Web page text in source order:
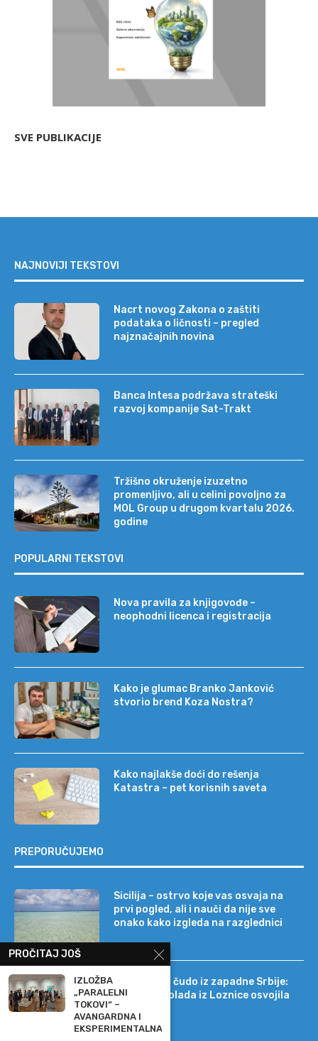
SVE PUBLIKACIJE
NAJNOVIJI TEKSTOVI
Nacrt novog Zakona o zaštiti
podataka o ličnosti – pregled
najznačajnih novina
Banca Intesa podržava strateški
razvoj kompanije Sat-Trakt
Tržišno okruženje izuzetno
promenljivo, ali u celini povoljno za
MOL Group u drugom kvartalu 2026.
godine
POPULARNI TEKSTOVI
Nova pravila za knjigovođe –
neophodni licenca i registracija
Kako je glumac Branko Janković
stvorio brend Koza Nostra?
Kako najlakše doći do rešenja
Katastra – pet korisnih saveta
PREPORUČUJEMO
Sicilija – ostrvo koje vas osvaja na
prvi pogled, ali i nauči da nije sve
onako kako izgleda na razglednici
Tehnološko čudo iz zapadne Srbije:
kako je čokolada iz Loznice osvojila
22 tržišta
PROČITAJ JOŠ
IZLOŽBA
„PARALELNI
TOKOVI“ –
AVANGARDNA I
EKSPERIMENTALNA...